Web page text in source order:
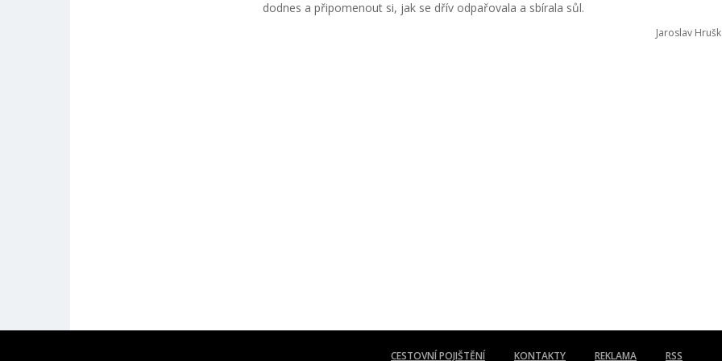
dodnes a připomenout si, jak se dřív odpařovala a sbírala sůl.
Jaroslav
CESTOVNÍ POJIŠTĚNÍ KONTAKTY REKLAMA RSS